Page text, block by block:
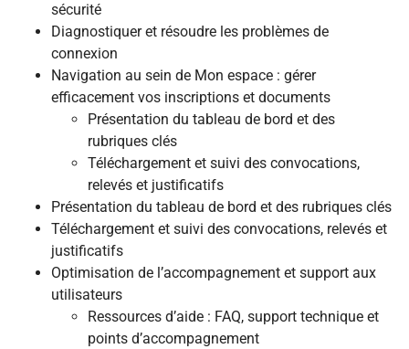
sécurité
Diagnostiquer et résoudre les problèmes de
connexion
Navigation au sein de Mon espace : gérer
efficacement vos inscriptions et documents
Présentation du tableau de bord et des
rubriques clés
Téléchargement et suivi des convocations,
relevés et justificatifs
Présentation du tableau de bord et des rubriques clés
Téléchargement et suivi des convocations, relevés et
justificatifs
Optimisation de l’accompagnement et support aux
utilisateurs
Ressources d’aide : FAQ, support technique et
points d’accompagnement